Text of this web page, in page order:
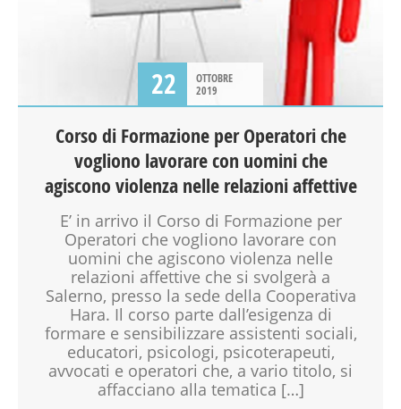
22
OTTOBRE
2019
Corso di Formazione per Operatori che
vogliono lavorare con uomini che
agiscono violenza nelle relazioni affettive
E’ in arrivo il Corso di Formazione per
Operatori che vogliono lavorare con
uomini che agiscono violenza nelle
relazioni affettive che si svolgerà a
Salerno, presso la sede della Cooperativa
Hara. Il corso parte dall’esigenza di
formare e sensibilizzare assistenti sociali,
educatori, psicologi, psicoterapeuti,
avvocati e operatori che, a vario titolo, si
affacciano alla tematica […]